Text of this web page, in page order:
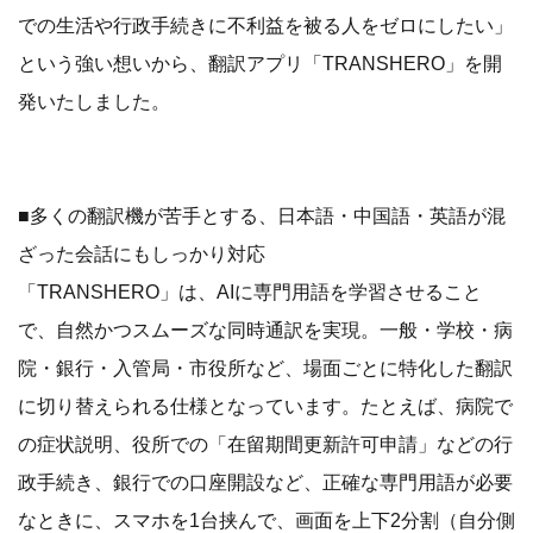
での生活や行政手続きに不利益を被る人をゼロにしたい」
という強い想いから、翻訳アプリ「TRANSHERO」を開
発いたしました。
■多くの翻訳機が苦手とする、日本語・中国語・英語が混
ざった会話にもしっかり対応
「TRANSHERO」は、AIに専門用語を学習させること
で、自然かつスムーズな同時通訳を実現。一般・学校・病
院・銀行・入管局・市役所など、場面ごとに特化した翻訳
に切り替えられる仕様となっています。たとえば、病院で
の症状説明、役所での「在留期間更新許可申請」などの行
政手続き、銀行での口座開設など、正確な専門用語が必要
なときに、スマホを1台挟んで、画面を上下2分割（自分側